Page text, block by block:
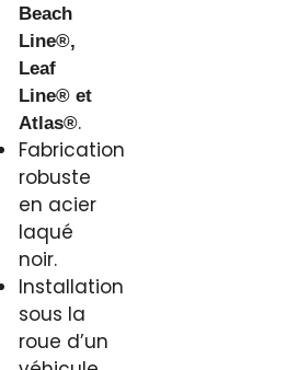
Beach
Line®,
Leaf
Line® et
Atlas®.
Fabrication
robuste
en acier
laqué
noir.
Installation
sous la
roue d’un